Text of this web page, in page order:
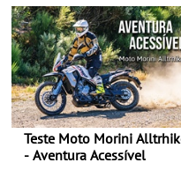
Teste Moto Morini
- Aventura Acessível